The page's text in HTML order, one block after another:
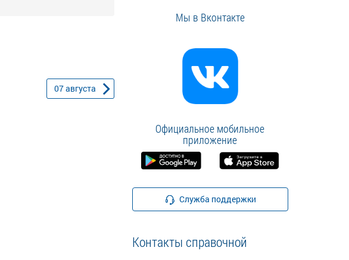
07августа
Мы в Вконтакте
Официальное мобильное
приложение
Служба поддержки
Контакты справочной